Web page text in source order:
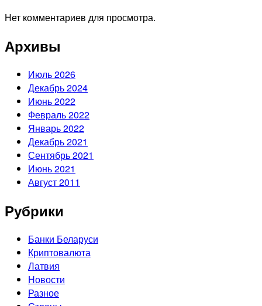
Нет комментариев для просмотра.
Архивы
Июль 2026
Декабрь 2024
Июнь 2022
Февраль 2022
Январь 2022
Декабрь 2021
Сентябрь 2021
Июнь 2021
Август 2011
Рубрики
Банки Беларуси
Криптовалюта
Латвия
Новости
Разное